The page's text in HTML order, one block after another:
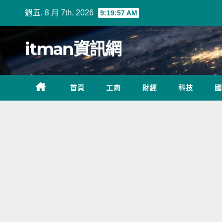
週五. 8 月 7th, 2026 9:19:58 AM
itman資訊網
首頁 工商 財經 科技